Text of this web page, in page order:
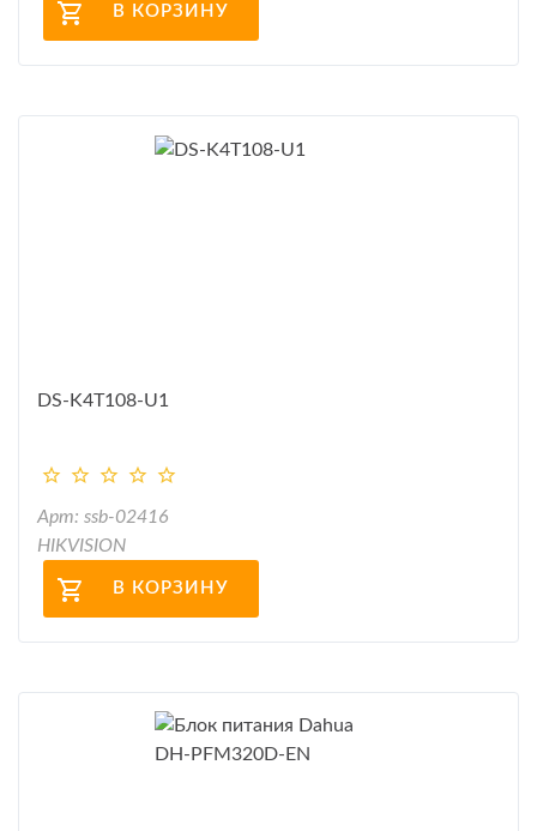
В КОРЗИНУ
DS-K4T108-U1
Арт: ssb-02416
HIKVISION
В КОРЗИНУ